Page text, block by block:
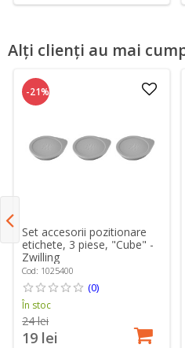
Alți clienți au mai
-21%
Set accesorii pozitionare
etichete, 3 piese, "Cube" -
Zwilling
Cod: 1025400
(0)
În stoc
24 lei
19 lei